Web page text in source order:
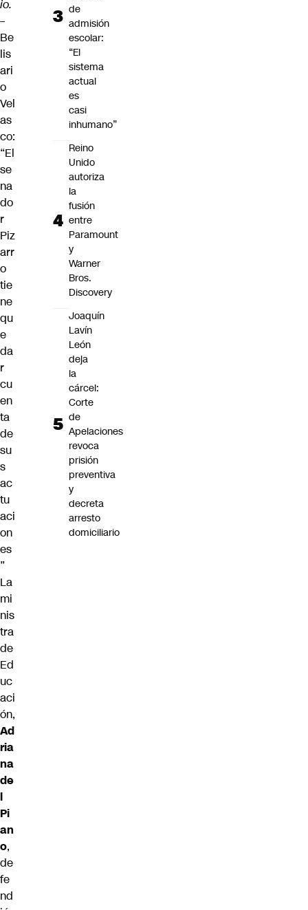
io.
–
Be
lis
ari
o
Vel
as
co:
“El
se
na
do
r
Piz
arr
o
tie
ne
qu
e
da
r
cu
en
ta
de
su
s
ac
tu
aci
on
es
”
La
mi
nis
tra
de
Ed
uc
aci
ón,
Ad
ria
na
de
l
Pi
an
o,
de
fe
nd
de
admisión
escolar:
“El
sistema
actual
es
casi
inhumano”
Reino
Unido
autoriza
la
fusión
entre
Paramount
y
Warner
Bros.
Discovery
Joaquín
Lavín
León
deja
la
cárcel:
Corte
de
Apelaciones
revoca
prisión
preventiva
y
decreta
arresto
domiciliario